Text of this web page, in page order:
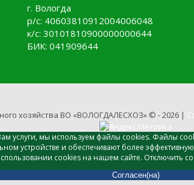
г. Вологда
р/с: 40603810912004006048
к/с: 30101810900000000644
БИК: 041909644
хозяйства ВО «ВОЛОГДАЛЕСХОЗ» © - 2026 |
услуги, мы используем файлы cookies. Файлы
устройстве и обеспечивают более
cookies на нашем сайте. Отключить
Согласен(на)